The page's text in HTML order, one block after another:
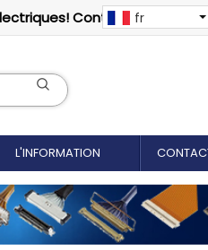
Contactez-nous:
fr
L'INFORMATION